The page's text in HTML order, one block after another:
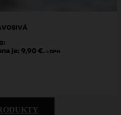
je: 9,90 €. s DPH